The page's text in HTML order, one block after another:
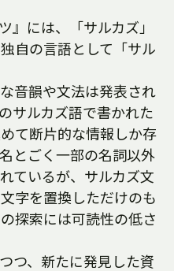
』には、「サルカズ」
自の言語として「サル
音韻や文法は発表され
サルカズ語で書かれた
て断片的な情報しか存
とごく一部の名詞以外
ているが、サルカズ文
字を置換しただけのも
探索には可読性の低さ
つ、新たに発見した資